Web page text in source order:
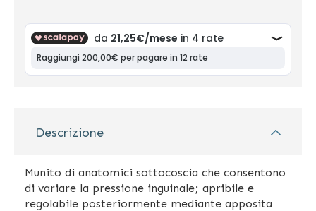
Descrizione
Munito di anatomici sottocoscia che consentono
di variare la pressione inguinale; apribile e
regolabile posteriormente mediante apposita